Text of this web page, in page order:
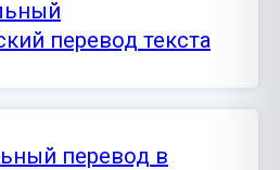
перевод текста
перевод в